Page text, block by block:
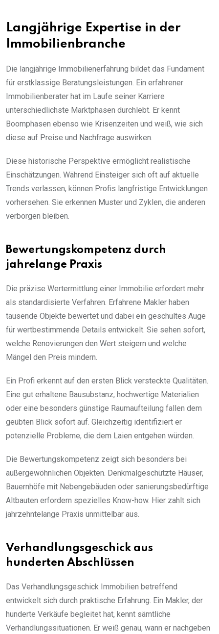
Langjährige Expertise in der
Immobilienbranche
Die langjährige Immobilienerfahrung bildet das Fundament
für erstklassige Beratungsleistungen. Ein erfahrener
Immobilienberater hat im Laufe seiner Karriere
unterschiedlichste Marktphasen durchlebt. Er kennt
Boomphasen ebenso wie Krisenzeiten und weiß, wie sich
diese auf Preise und Nachfrage auswirken.
Diese historische Perspektive ermöglicht realistische
Einschätzungen. Während Einsteiger sich oft auf aktuelle
Trends verlassen, können Profis langfristige Entwicklungen
vorhersehen. Sie erkennen Muster und Zyklen, die anderen
verborgen bleiben.
Bewertungskompetenz durch
jahrelange Praxis
Die präzise Wertermittlung einer Immobilie erfordert mehr
als standardisierte Verfahren. Erfahrene Makler haben
tausende Objekte bewertet und dabei ein geschultes Auge
für wertbestimmende Details entwickelt. Sie sehen sofort,
welche Renovierungen den Wert steigern und welche
Mängel den Preis mindern.
Ein Profi erkennt auf den ersten Blick versteckte Qualitäten.
Eine gut erhaltene Bausubstanz, hochwertige Materialien
oder eine besonders günstige Raumaufteilung fallen dem
geübten Blick sofort auf. Gleichzeitig identifiziert er
potenzielle Probleme, die dem Laien entgehen würden.
Die Bewertungskompetenz zeigt sich besonders bei
außergewöhnlichen Objekten. Denkmalgeschützte Häuser,
Bauernhöfe mit Nebengebäuden oder sanierungsbedürftige
Altbauten erfordern spezielles Know-how. Hier zahlt sich
jahrzehntelange Praxis unmittelbar aus.
Verhandlungsgeschick aus
hunderten Abschlüssen
Das Verhandlungsgeschick Immobilien betreffend
entwickelt sich durch praktische Erfahrung. Ein Makler, der
hunderte Verkäufe begleitet hat, kennt sämtliche
Verhandlungssituationen. Er weiß genau, wann er nachgeben